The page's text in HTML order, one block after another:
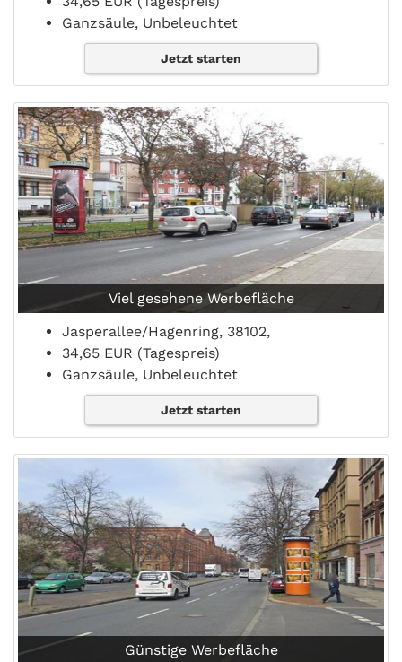
Ganzsäule, Unbeleuchtet
Jetzt starten
Viel gesehene Werbefläche
Jasperallee/Hagenring, 38102,
34,65 EUR (Tagespreis)
Ganzsäule, Unbeleuchtet
Jetzt starten
Günstige Werbefläche